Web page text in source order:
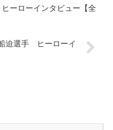
ーローインタビュー【全
迫選手 ヒーローイ